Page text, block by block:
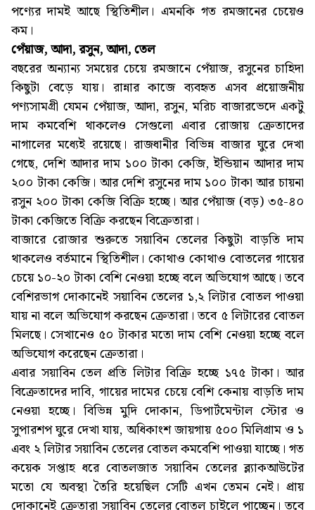
পণ্যের দামই আছে স্থিতিশীল। এমনকি গত রমজানের চেয়েও
কম।
পেঁয়াজ, আদা, রসুন, আদা, তেল
বছরের অন্যান্য সময়ের চেয়ে রমজানে পেঁয়াজ, রসুনের চাহিদা
কিছুটা বেড়ে যায়। রান্নার কাজে ব্যবহৃত এসব প্রয়োজনীয়
পণ্যসামগ্রী যেমন পেঁয়াজ, আদা, রসুন, মরিচ বাজারভেদে একটু
দাম কমবেশি থাকলেও সেগুলো এবার রোজায় ক্রেতাদের
নাগালের মধ্যেই রয়েছে। রাজধানীর বিভিন্ন বাজার ঘুরে দেখা
গেছে, দেশি আদার দাম ১০০ টাকা কেজি, ইন্ডিয়ান আদার দাম
২০০ টাকা কেজি। আর দেশি রসুনের দাম ১০০ টাকা আর চায়না
রসুন ২০০ টাকা কেজি বিক্রি হচ্ছে। আর পেঁয়াজ (বড়) ৩৫-৪০
টাকা কেজিতে বিক্রি করছেন বিক্রেতারা।
বাজারে রোজার শুরুতে সয়াবিন তেলের কিছুটা বাড়তি দাম
থাকলেও বর্তমানে স্থিতিশীল। কোথাও কোথাও বোতলের গায়ের
চেয়ে ১০-২০ টাকা বেশি নেওয়া হচ্ছে বলে অভিযোগ আছে। তবে
বেশিরভাগ দোকানেই সয়াবিন তেলের ১,২ লিটার বোতল পাওয়া
যায় না বলে অভিযোগ করছেন ক্রেতারা। তবে ৫ লিটারের বোতল
মিলছে। সেখানেও ৫০ টাকার মতো দাম বেশি নেওয়া হচ্ছে বলে
অভিযোগ করেছেন ক্রেতারা।
এবার সয়াবিন তেল প্রতি লিটার বিক্রি হচ্ছে ১৭৫ টাকা। আর
বিক্রেতাদের দাবি, গায়ের দামের চেয়ে বেশি কেনায় বাড়তি দাম
নেওয়া হচ্ছে। বিভিন্ন মুদি দোকান, ডিপার্টমেন্টাল স্টোর ও
সুপারশপ ঘুরে দেখা যায়, অধিকাংশ জায়গায় ৫০০ মিলিগ্রাম ও ১
এবং ২ লিটার সয়াবিন তেলের বোতল কমবেশি পাওয়া যাচ্ছে। গত
কয়েক সপ্তাহ ধরে বোতলজাত সয়াবিন তেলের ব্ল্যাকআউটের
মতো যে অবস্থা তৈরি হয়েছিল সেটি এখন তেমন নেই। প্রায়